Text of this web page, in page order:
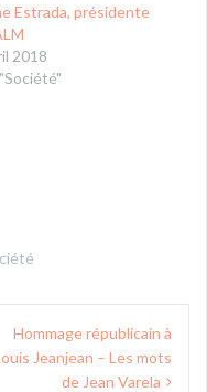
Estrada, présidente
2018
Hommage républicain à
Jeanjean – Les mots
de Jean Varela